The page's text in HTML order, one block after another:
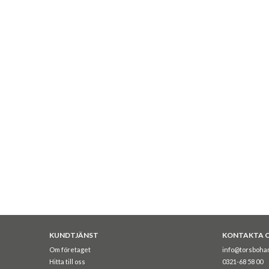
KUNDTJÄNST
Om företaget
Hitta till oss
KONTAKTA
0321-68 58 00